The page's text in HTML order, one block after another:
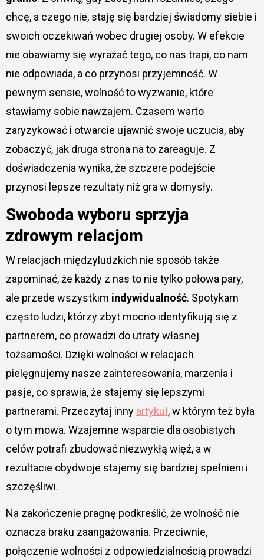
chcę, a czego nie, staję się bardziej świadomy siebie i
swoich oczekiwań wobec drugiej osoby. W efekcie
nie obawiamy się wyrażać tego, co nas trapi, co nam
nie odpowiada, a co przynosi przyjemność. W
pewnym sensie, wolność to wyzwanie, które
stawiamy sobie nawzajem. Czasem warto
zaryzykować i otwarcie ujawnić swoje uczucia, aby
zobaczyć, jak druga strona na to zareaguje. Z
doświadczenia wynika, że szczere podejście
przynosi lepsze rezultaty niż gra w domysły.
Swoboda wyboru sprzyja
zdrowym relacjom
W relacjach międzyludzkich nie sposób także
zapominać, że każdy z nas to nie tylko połowa pary,
ale przede wszystkim indywidualność. Spotykam
często ludzi, którzy zbyt mocno identyfikują się z
partnerem, co prowadzi do utraty własnej
tożsamości. Dzięki wolności w relacjach
pielęgnujemy nasze zainteresowania, marzenia i
pasje, co sprawia, że stajemy się lepszymi
partnerami. Przeczytaj inny artykuł, w którym też była
o tym mowa. Wzajemne wsparcie dla osobistych
celów potrafi zbudować niezwykłą więź, a w
rezultacie obydwoje stajemy się bardziej spełnieni i
szczęśliwi.
Na zakończenie pragnę podkreślić, że wolność nie
oznacza braku zaangażowania. Przeciwnie,
połączenie wolności z odpowiedzialnością prowadzi